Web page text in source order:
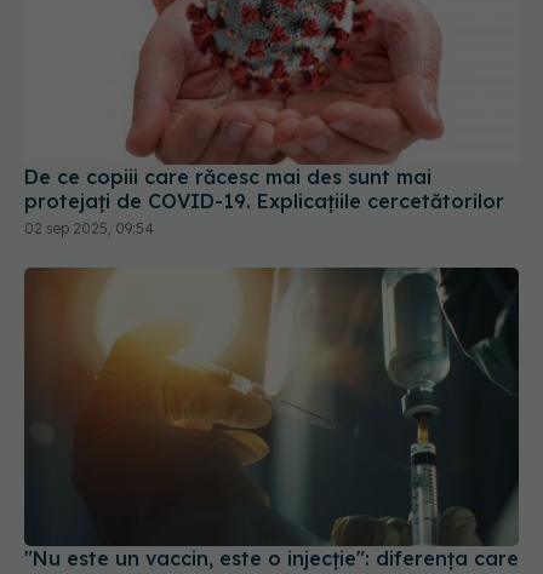
De ce copiii care răcesc mai des sunt mai
protejați de COVID-19. Explicațiile cercetătorilor
02 sep 2025, 09:54
"Nu este un vaccin, este o injecție": diferența care
poate schimba încrederea oamenilor în știință
18 mar 2025, 20:21